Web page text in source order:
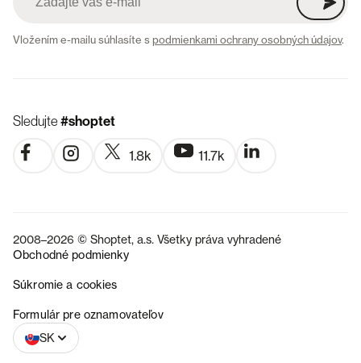
Vložením e-mailu súhlasíte spodmienkami ochrany osobných údajov.
Sledujte#shoptet
1.8k 11.7k
2008–2026 © Shoptet, a.s. Všetky práva vyhradené
Obchodné podmienky
Súkromie a cookies
Formulár pre oznamovateľov
SK